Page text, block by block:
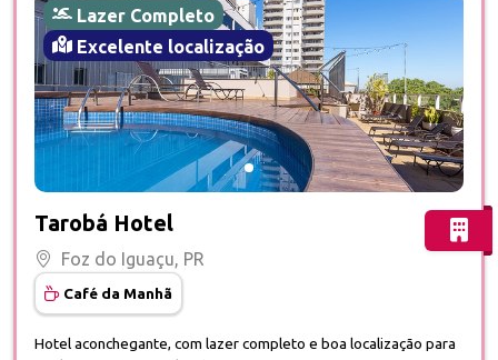
Lazer Completo
Excelente localização
Tarobá Hotel
Foz do Iguaçu, PR
Café da Manhã
Hotel aconchegante, com lazer completo e boa localização para